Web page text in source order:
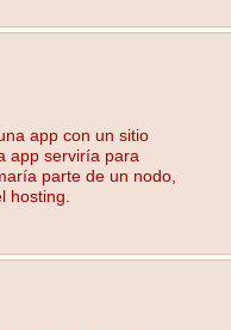
app con un sitio
app serviría para
parte de un nodo,
hosting.